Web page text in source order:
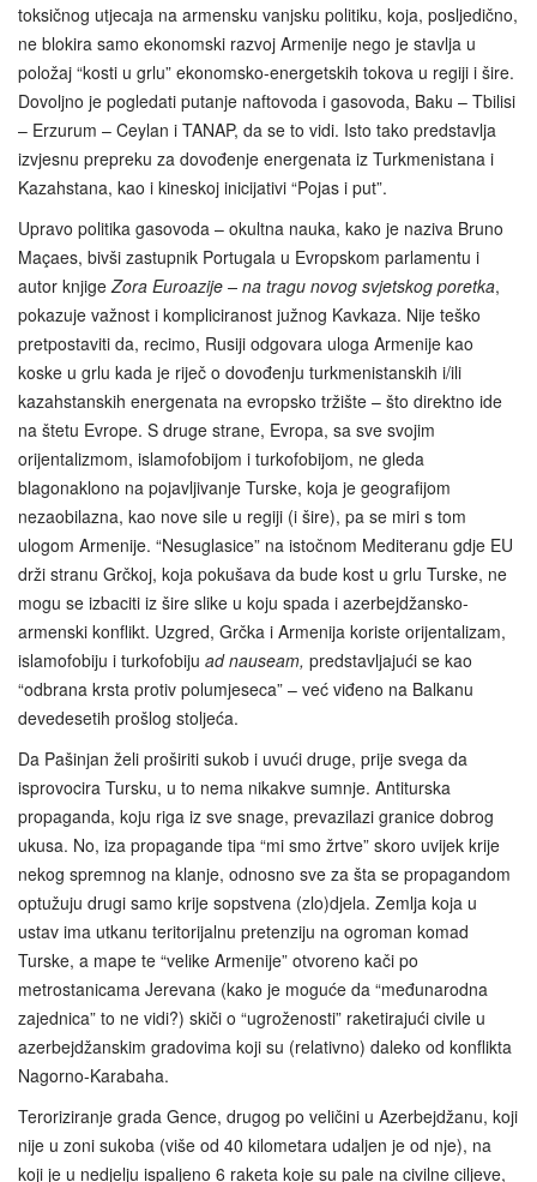
toksičnog utjecaja na armensku vanjsku politiku, koja, posljedično,
ne blokira samo ekonomski razvoj Armenije nego je stavlja u
položaj “kosti u grlu” ekonomsko-energetskih tokova u regiji i šire.
Dovoljno je pogledati putanje naftovoda i gasovoda, Baku – Tbilisi
– Erzurum – Ceylan i TANAP, da se to vidi. Isto tako predstavlja
izvjesnu prepreku za dovođenje energenata iz Turkmenistana i
Kazahstana, kao i kineskoj inicijativi “Pojas i put”.
Upravo politika gasovoda – okultna nauka, kako je naziva Bruno
Maçaes, bivši zastupnik Portugala u Evropskom parlamentu i
autor knjige Zora Euroazije – na tragu novog svjetskog poretka,
pokazuje važnost i kompliciranost južnog Kavkaza. Nije teško
pretpostaviti da, recimo, Rusiji odgovara uloga Armenije kao
koske u grlu kada je riječ o dovođenju turkmenistanskih i/ili
kazahstanskih energenata na evropsko tržište – što direktno ide
na štetu Evrope. S druge strane, Evropa, sa sve svojim
orijentalizmom, islamofobijom i turkofobijom, ne gleda
blagonaklono na pojavljivanje Turske, koja je geografijom
nezaobilazna, kao nove sile u regiji (i šire), pa se miri s tom
ulogom Armenije. “Nesuglasice” na istočnom Mediteranu gdje EU
drži stranu Grčkoj, koja pokušava da bude kost u grlu Turske, ne
mogu se izbaciti iz šire slike u koju spada i azerbejdžansko-
armenski konflikt. Uzgred, Grčka i Armenija koriste orijentalizam,
islamofobiju i turkofobiju ad nauseam, predstavljajući se kao
“odbrana krsta protiv polumjeseca” – već viđeno na Balkanu
devedesetih prošlog stoljeća.
Da Pašinjan želi proširiti sukob i uvući druge, prije svega da
isprovocira Tursku, u to nema nikakve sumnje. Antiturska
propaganda, koju riga iz sve snage, prevazilazi granice dobrog
ukusa. No, iza propagande tipa “mi smo žrtve” skoro uvijek krije
nekog spremnog na klanje, odnosno sve za šta se propagandom
optužuju drugi samo krije sopstvena (zlo)djela. Zemlja koja u
ustav ima utkanu teritorijalnu pretenziju na ogroman komad
Turske, a mape te “velike Armenije” otvoreno kači po
metrostanicama Jerevana (kako je moguće da “međunarodna
zajednica” to ne vidi?) skiči o “ugroženosti” raketirajući civile u
azerbejdžanskim gradovima koji su (relativno) daleko od konflikta
Nagorno-Karabaha.
Teroriziranje grada Gence, drugog po veličini u Azerbejdžanu, koji
nije u zoni sukoba (više od 40 kilometara udaljen je od nje), na
koji je u nedjelju ispaljeno 6 raketa koje su pale na civilne ciljeve,